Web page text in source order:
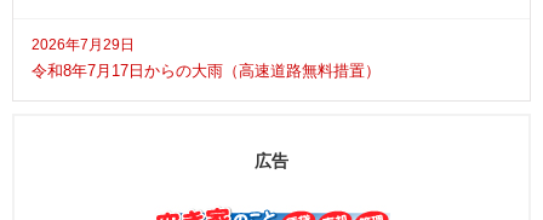
2026年7月29日
令和8年7月17日からの大雨（高速道路無料措置）
広告